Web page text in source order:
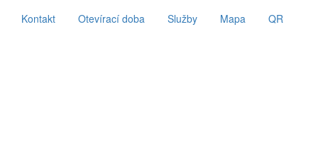
Kontakt Otevírací doba Služby Mapa QR